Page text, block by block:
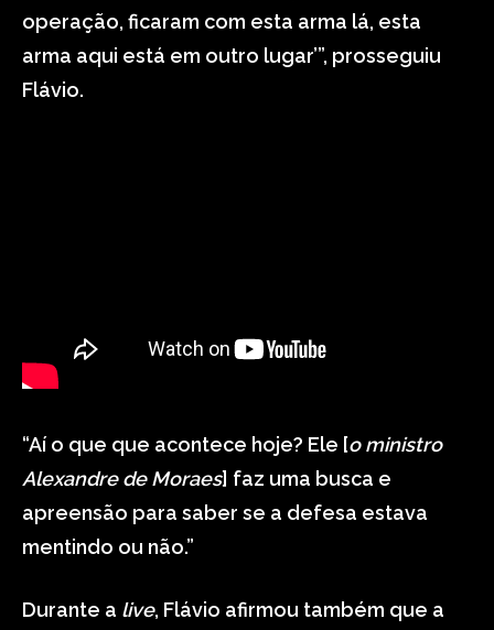
operação, ficaram com esta arma lá, esta
arma aqui está em outro lugar’”, prosseguiu
Flávio.
“Aí o que que acontece hoje? Ele [o ministro
Alexandre de Moraes] faz uma busca e
apreensão para saber se a defesa estava
mentindo ou não.”
Durante a live, Flávio afirmou também que a